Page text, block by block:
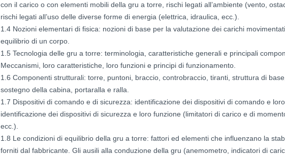
con il carico o con elementi mobili della gru a torre, rischi legati all’ambiente (vento,
rischi legati all’uso delle diverse forme di energia (elettrica, idraulica, ecc.).
1.4 Nozioni elementari di fisica: nozioni di base per la valutazione dei carichi
equilibrio di un corpo.
1.5 Tecnologia delle gru a torre: terminologia, caratteristiche generali e principali
Meccanismi, loro caratteristiche, loro funzioni e principi di funzionamento.
1.6 Componenti strutturali: torre, puntoni, braccio, controbraccio, tiranti, struttura di
sostegno della cabina, portaralla e ralla.
1.7 Dispositivi di comando e di sicurezza: identificazione dei dispositivi di comando e
identificazione dei dispositivi di sicurezza e loro funzione (limitatori di carico e di
ecc.).
1.8 Le condizioni di equilibrio della gru a torre: fattori ed elementi che influenzano la
forniti dal fabbricante. Gli ausili alla conduzione della gru (anemometro, indicatori di